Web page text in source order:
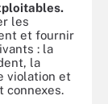
les
et fournir
: la
la
violation et
connexes.